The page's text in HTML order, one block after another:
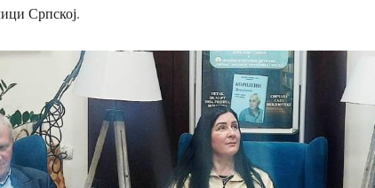
Српској.